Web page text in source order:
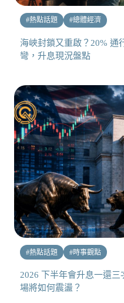
#熱點話題 #總體經濟
海峽封鎖又重啟？20% 通
彎，升息現況盤點
#熱點話題 #時事觀點
2026 下半年會升息一還三
場將如何震盪？